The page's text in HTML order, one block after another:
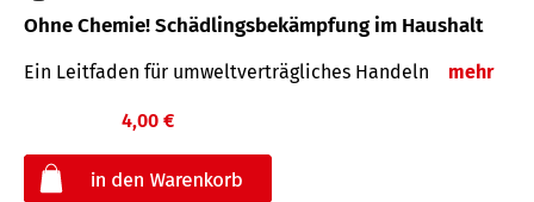
Ohne Chemie! Schädlingsbekämpfung im Haushalt
Ein Leitfaden für um­welt­ver­träg­liches Han­deln mehr
4,00 €